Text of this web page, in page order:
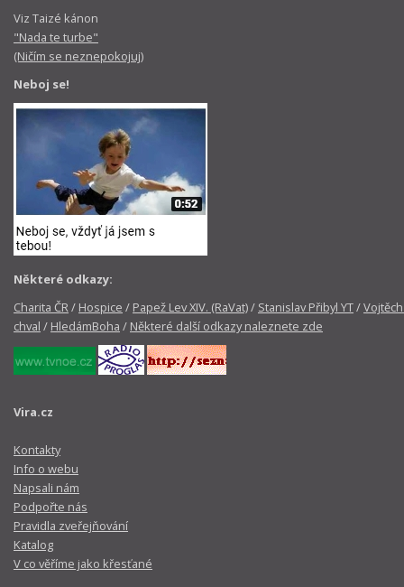
Viz Taizé kánon
"Nada te turbe"
(Ničím se neznepokojuj)
Neboj se!
Některé odkazy:
Charita ČR/ Hospice / Papež Lev XIV. (RaVat)/ Stanislav Přibyl YT/
chval / HledámBoha / Některé další odkazy naleznete zde
Vira.cz
Kontakty
Info o webu
Napsali nám
Podpořte nás
Pravidla zveřejňování
Katalog
V co věříme jako křesťané